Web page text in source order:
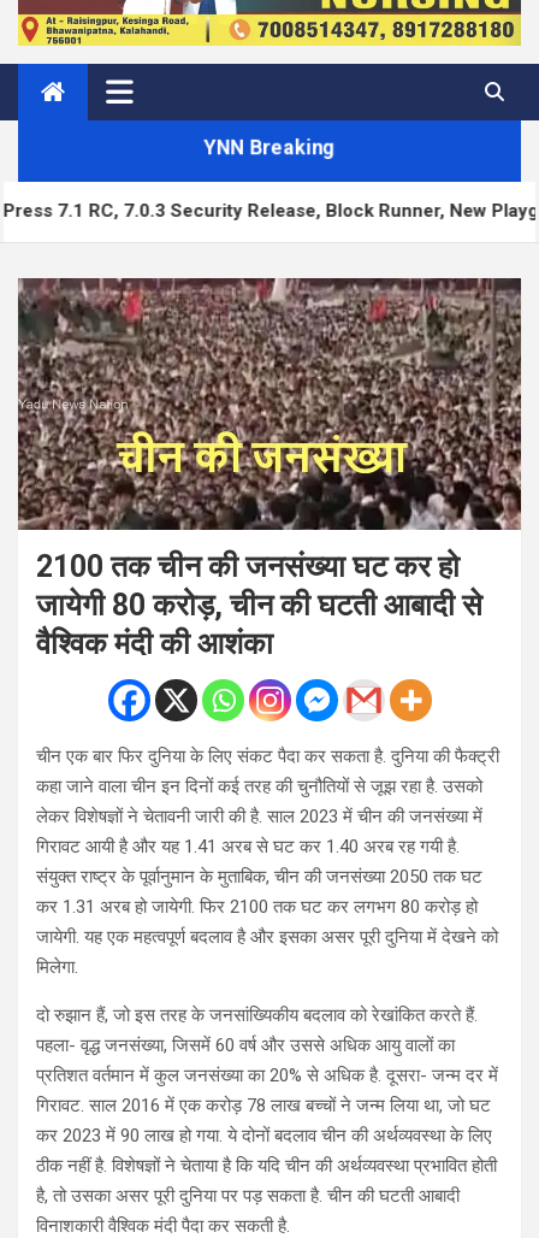
YNN Breaking
Release, Block Runner, New Playground UI and more
2100 तक चीन की जनसंख्या घट कर हो
जायेगी 80 करोड़, चीन की घटती आबादी से
वैश्विक मंदी की आशंका
चीन एक बार फिर दुनिया के लिए संकट पैदा कर सकता है. दुनिया की फैक्ट्री
कहा जाने वाला चीन इन दिनों कई तरह की चुनौतियों से जूझ रहा है. उसको
लेकर विशेषज्ञों ने चेतावनी जारी की है. साल 2023 में चीन की जनसंख्या में
गिरावट आयी है और यह 1.41 अरब से घट कर 1.40 अरब रह गयी है.
संयुक्त राष्ट्र के पूर्वानुमान के मुताबिक, चीन की जनसंख्या 2050 तक घट
कर 1.31 अरब हो जायेगी. फिर 2100 तक घट कर लगभग 80 करोड़ हो
जायेगी. यह एक महत्वपूर्ण बदलाव है और इसका असर पूरी दुनिया में देखने को
मिलेगा.
दो रुझान हैं, जो इस तरह के जनसांख्यिकीय बदलाव को रेखांकित करते हैं.
पहला- वृद्ध जनसंख्या, जिसमें 60 वर्ष और उससे अधिक आयु वालों का
प्रतिशत वर्तमान में कुल जनसंख्या का 20% से अधिक है. दूसरा- जन्म दर में
गिरावट. साल 2016 में एक करोड़ 78 लाख बच्चों ने जन्म लिया था, जो घट
कर 2023 में 90 लाख हो गया. ये दोनों बदलाव चीन की अर्थव्यवस्था के लिए
ठीक नहीं है. विशेषज्ञों ने चेताया है कि यदि चीन की अर्थव्यवस्था प्रभावित होती
है, तो उसका असर पूरी दुनिया पर पड़ सकता है. चीन की घटती आबादी
विनाशकारी वैश्विक मंदी पैदा कर सकती है.